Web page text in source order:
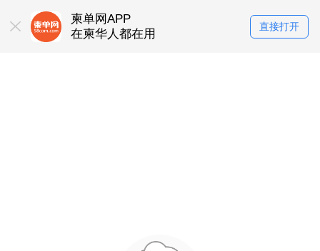
柬单网APP
在柬华人都在用
直接打开